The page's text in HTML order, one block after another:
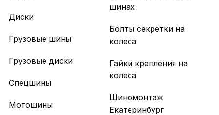
Диски
Грузовые шины
Грузовые диски
Спецшины
Мотошины
шинах
Болты секретки на
колеса
Гайки крепления на
колеса
Шиномонтаж
Екатеринбург